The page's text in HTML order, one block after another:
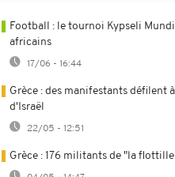
Football : le tournoi Kypseli
africains
17/06 - 16:44
Grèce : des manifestants défilent
d'Israël
22/05 - 12:51
Grèce : 176 militants de "la